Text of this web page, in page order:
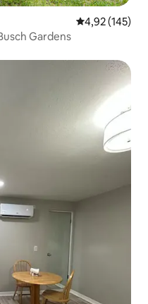
4,92 av 5 i
4,92 (145)
Gardens